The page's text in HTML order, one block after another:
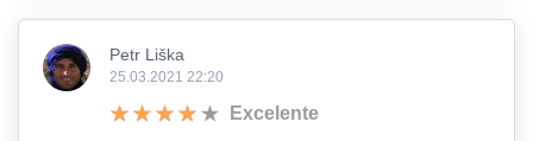
Petr Liška
25.03.2021 22:20
Excelente